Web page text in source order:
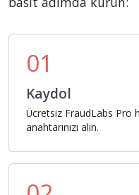
01
Kaydol
Ücretsiz FraudLabs Pro
anahtarınızı alın.